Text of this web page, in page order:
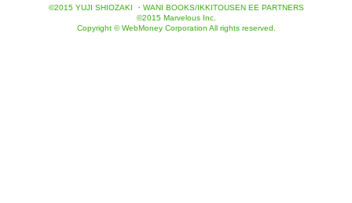
©2015 YUJI SHIOZAKI ・WANI BOOKS/IKKITOUSEN EE PARTNERS
©2015 Marvelous Inc.
Copyright © WebMoney Corporation All rights reserved.